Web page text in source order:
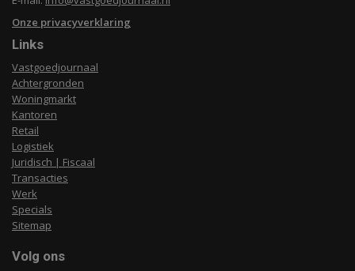
Onze privacyverklaring
Links
Vastgoedjournaal
Achtergronden
Woningmarkt
Kantoren
Retail
Logistiek
Juridisch | Fiscaal
Transacties
Werk
Specials
Sitemap
Volg ons